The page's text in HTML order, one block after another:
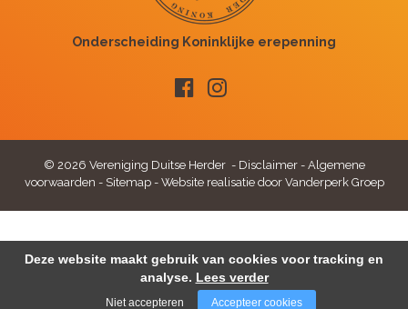
© 2026 Vereniging Duitse Herder - Disclaimer- Algemene
voorwaarden - Sitemap- Website realisatie door Vanderperk Groep
Deze website maakt gebruik van cookies voor tracking en
analyse. Lees verder
Niet accepteren Accepteer cookies